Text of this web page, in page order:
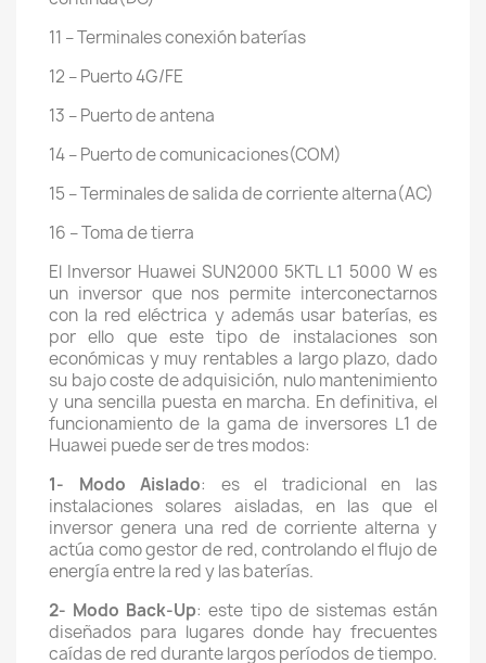
11 – Terminales conexión baterías
12 – Puerto 4G/FE
13 – Puerto de antena
14 – Puerto de comunicaciones(COM)
15 – Terminales de salida de corriente alterna(AC)
16 – Toma de tierra
El Inversor Huawei SUN2000 5KTL L1 5000 W es
un inversor que nos permite interconectarnos
con la red eléctrica y además usar baterías, es
por ello que este tipo de instalaciones son
económicas y muy rentables a largo plazo, dado
su bajo coste de adquisición, nulo mantenimiento
y una sencilla puesta en marcha. En definitiva, el
funcionamiento de la gama de inversores L1 de
Huawei puede ser de tres modos:
1- Modo Aislado: es el tradicional en las
instalaciones solares aisladas, en las que el
inversor genera una red de corriente alterna y
actúa como gestor de red, controlando el flujo de
energía entre la red y las baterías.
2- Modo Back-Up: este tipo de sistemas están
diseñados para lugares donde hay frecuentes
caídas de red durante largos períodos de tiempo.